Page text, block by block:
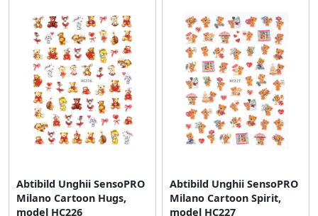
Mania, model HC-135 este pentru tine!
Abtibild Unghii SensoPRO
Milano Cartoon Hugs,
model HC226
Abtibild Unghii SensoPRO
Milano Cartoon Spirit,
model HC227